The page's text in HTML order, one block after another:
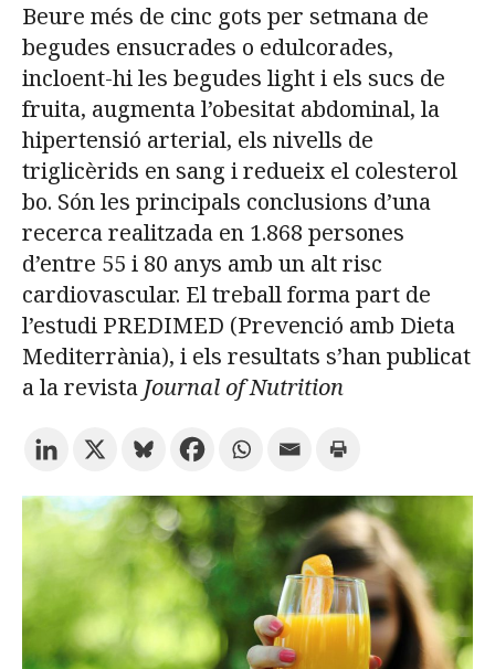
Prova la cerca avançada
Subscriu-te als butlletins de la URV Agenda
CATALÀ ESPAÑOL ENGLISH
Beure més de cinc gots per setmana de
begudes ensucrades o edulcorades,
incloent-hi les begudes light i els sucs de
fruita, augmenta l’obesitat abdominal, la
hipertensió arterial, els nivells de
triglicèrids en sang i redueix el colesterol
bo. Són les principals conclusions d’una
recerca realitzada en 1.868 persones
d’entre 55 i 80 anys amb un alt risc
cardiovascular. El treball forma part de
l’estudi PREDIMED (Prevenció amb Dieta
Mediterrània), i els resultats s’han publicat
a la revista Journal of Nutrition